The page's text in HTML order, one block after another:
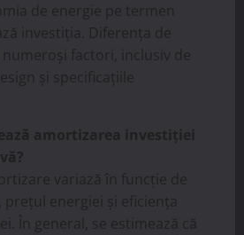
de energie pe termen
investiția. Diferența de
factori, inclusiv de
și specificațiile
amortizarea investiției
variază în funcție de
energiei și eficiența
În general, se estimează că